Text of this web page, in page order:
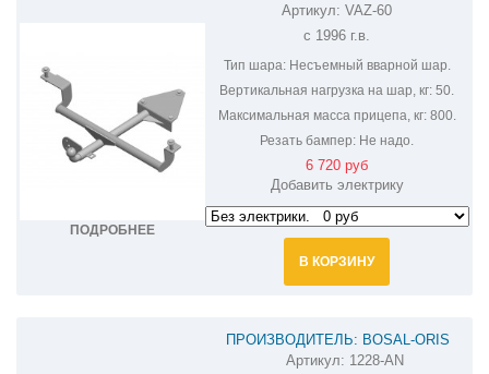
ПОДРОБНЕЕ
ФАРКОП НА ВАЗ-
2110,2111,2112,2170,2171,2172 VAZ-60
Артикул: VAZ-60
с 1996 г.в.
Тип шара:Несъемный вварной шар.
Вертикальная нагрузка на шар, кг: 50.
Максимальная масса прицепа, кг:800.
Резать бампер: Не надо.
6 720 руб
Добавить электрику
В КОРЗИНУ
ПРОИЗВОДИТЕЛЬ: BOSAL-ORIS
ФАРКОП НА ВАЗ- 2110,2111,2112,2170
Артикул: 1228-AN